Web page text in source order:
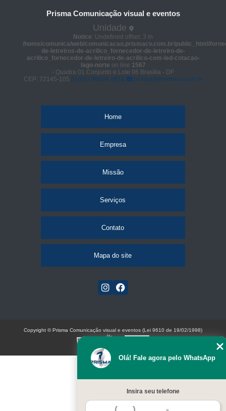
Prisma Comunicação visual e eventos
Unidade
Notice: Undefined offset: 3 in
/home/comunica/web/comunicacao.prismacv.com.br/public_html/
de-letreiros-de-acrilico_fornecedor-de-letreiro-de-
acrilico_fornecedor-de-letreiro-de-acrilico-com-led-cotacao-
lago-norte on line 1567
- Quadra 01 Conjunto e Lote 06 Brasília - DF
CEP: 72145-105
(61) 98664-2818 prisma@prismacv.com.br
Home
Empresa
Missão
Serviços
Contato
Mapa do site
Olá! Fale agora pelo WhatsApp
Insira seu telefone
Copyright © Prisma Comunicação visual e eventos (Lei 9610 de 19/02/1998)